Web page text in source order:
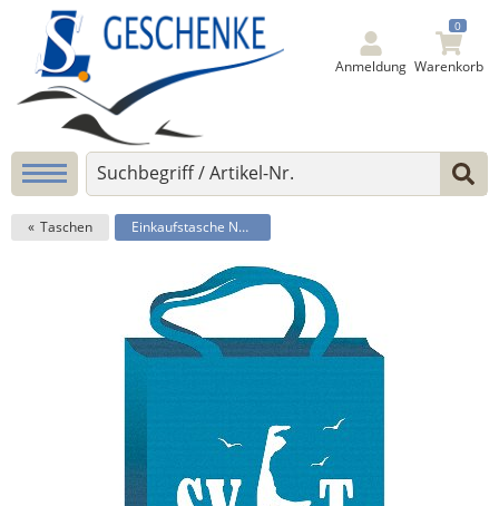
Anmeldung
0
Warenkorb
Taschen Einkaufstasche Non-Woven